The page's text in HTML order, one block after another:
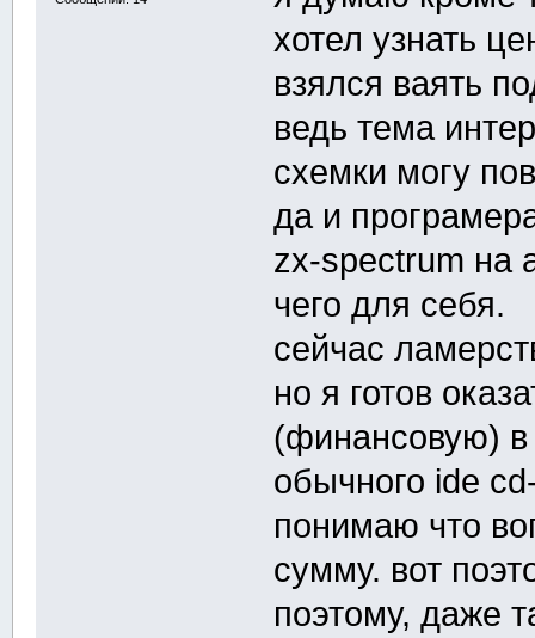
хотел узнать
взялся ваять
ведь тема
схемки могу
да и
zx-spectrum на
чего для себя.
сейчас
но я готов
(финансовую) в
обычного ide
понимаю что
сумму. вот
поэтому, даже